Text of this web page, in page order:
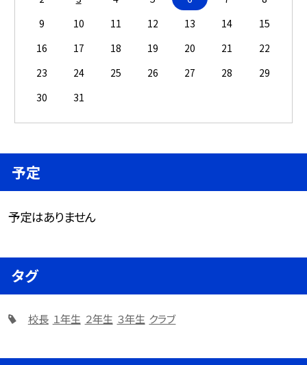
9
10 11 12 13 14
15
16
17 18 19 20 21
22
23
24 25 26 27 28
29
30
31
予定
予定はありません
タグ
校長 １年生 ２年生 ３年生 クラブ